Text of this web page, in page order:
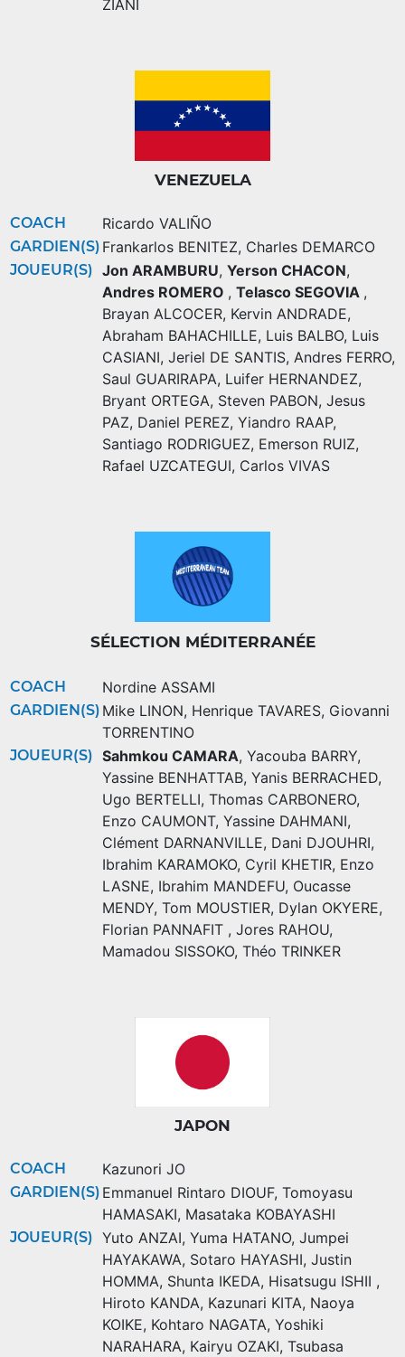
ZIANI
VENEZUELA
COACH Ricardo VALIÑO
GARDIEN(S) Frankarlos BENITEZ, Charles DEMARCO
JOUEUR(S) Jon ARAMBURU, Yerson CHACON,
Andres ROMERO , Telasco SEGOVIA ,
Brayan ALCOCER, Kervin ANDRADE,
Abraham BAHACHILLE, Luis BALBO, Luis
CASIANI, Jeriel DE SANTIS, Andres FERRO,
Saul GUARIRAPA, Luifer HERNANDEZ,
Bryant ORTEGA, Steven PABON, Jesus
PAZ, Daniel PEREZ, Yiandro RAAP,
Santiago RODRIGUEZ, Emerson RUIZ,
Rafael UZCATEGUI, Carlos VIVAS
SÉLECTION MÉDITERRANÉE
COACH Nordine ASSAMI
GARDIEN(S) Mike LINON, Henrique TAVARES, Giovanni
TORRENTINO
JOUEUR(S) Sahmkou CAMARA, Yacouba BARRY,
Yassine BENHATTAB, Yanis BERRACHED,
Ugo BERTELLI, Thomas CARBONERO,
Enzo CAUMONT, Yassine DAHMANI,
Clément DARNANVILLE, Dani DJOUHRI,
Ibrahim KARAMOKO, Cyril KHETIR, Enzo
LASNE, Ibrahim MANDEFU, Oucasse
MENDY, Tom MOUSTIER, Dylan OKYERE,
Florian PANNAFIT , Jores RAHOU,
Mamadou SISSOKO, Théo TRINKER
JAPON
COACH Kazunori JO
GARDIEN(S) Emmanuel Rintaro DIOUF, Tomoyasu
HAMASAKI, Masataka KOBAYASHI
JOUEUR(S) Yuto ANZAI, Yuma HATANO, Jumpei
HAYAKAWA, Sotaro HAYASHI, Justin
HOMMA, Shunta IKEDA, Hisatsugu ISHII ,
Hiroto KANDA, Kazunari KITA, Naoya
KOIKE, Kohtaro NAGATA, Yoshiki
NARAHARA, Kairyu OZAKI, Tsubasa